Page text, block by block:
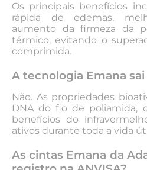
Os principais benefícios
rápida de edemas,
aumento da firmeza da
térmico, evitando o
comprimida.
A tecnologia Emana
Não. As propriedades
DNA do fio de poliamida,
benefícios do
ativos durante toda a vida
As cintas Emana da